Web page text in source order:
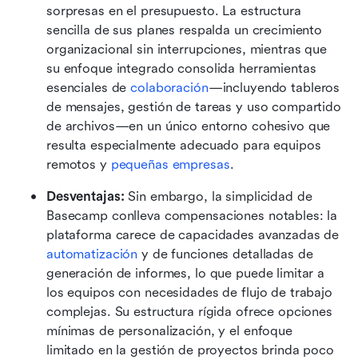
sorpresas en el presupuesto. La estructura
sencilla de sus planes respalda un crecimiento
organizacional sin interrupciones, mientras que
su enfoque integrado consolida herramientas
esenciales de colaboración—incluyendo tableros
de mensajes, gestión de tareas y uso compartido
de archivos—en un único entorno cohesivo que
resulta especialmente adecuado para equipos
remotos y pequeñas empresas.
Desventajas: Sin embargo, la simplicidad de
Basecamp conlleva compensaciones notables: la
automatización y de funciones detalladas de
generación de informes, lo que puede limitar a
los equipos con necesidades de flujo de trabajo
complejas. Su estructura rígida ofrece opciones
mínimas de personalización, y el enfoque
limitado en la gestión de proyectos brinda poco